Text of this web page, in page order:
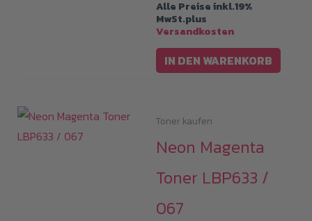
Alle Preise inkl.19%
MwSt.plus
Versandkosten
IN DEN WARENKORB
Toner kaufen
Neon Magenta
Toner LBP633 /
067